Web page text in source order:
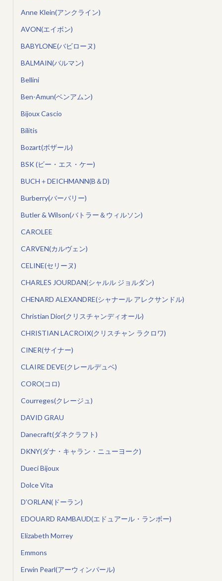
Anne Klein(アンクライン)
AVON(エイボン)
BABYLONE(バビローヌ)
BALMAIN(バルマン)
Bellini
Ben-Amun(ベンアムン)
Bijoux Cascio
Bilitis
Bozart(ボザール)
BSK (ビー・エス・ケー)
BUCH＋DEICHMANN(B＆D)
Burberry(バーバリー)
Butler & Wilson(バトラー＆ウィルソン)
CAROLEE
CARVEN(カルヴェン)
CELINE(セリーヌ)
CHARLES JOURDAN(シャルル ジョルダン)
CHENARD ALEXANDRE(シャナール アレクサンドル)
Christian Dior(クリスチャンディオール)
CHRISTIAN LACROIX(クリスチャン ラクロワ)
CINER(サイナー)
CLAIRE DEVE(クレールデュベ)
CORO(コロ)
Courreges(クレージュ)
DAVID GRAU
Danecraft(ダネクラフト)
DKNY(ダナ・キャラン・ニューヨーク)
Dueci Bijoux
Dolce Vita
D’ORLAN(ドーラン)
EDOUARD RAMBAUD(エドュアール・ランボー)
Elizabeth Morrey
Emmons
Erwin Pearl(アーウィンパール)